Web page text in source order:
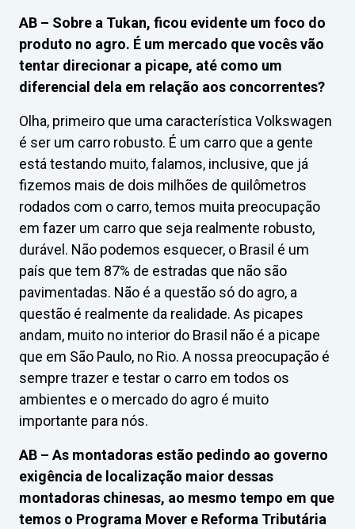
AB – Sobre a Tukan, ficou evidente um foco do
produto no agro. É um mercado que vocês vão
tentar direcionar a picape, até como um
diferencial dela em relação aos concorrentes?
Olha, primeiro que uma característica Volkswagen
é ser um carro robusto. É um carro que a gente
está testando muito, falamos, inclusive, que já
fizemos mais de dois milhões de quilômetros
rodados com o carro, temos muita preocupação
em fazer um carro que seja realmente robusto,
durável. Não podemos esquecer, o Brasil é um
país que tem 87% de estradas que não são
pavimentadas. Não é a questão só do agro, a
questão é realmente da realidade. As picapes
andam, muito no interior do Brasil não é a picape
que em São Paulo, no Rio. A nossa preocupação é
sempre trazer e testar o carro em todos os
ambientes e o mercado do agro é muito
importante para nós.
AB – As montadoras estão pedindo ao governo
exigência de localização maior dessas
montadoras chinesas, ao mesmo tempo em que
temos o Programa Mover e Reforma Tributária